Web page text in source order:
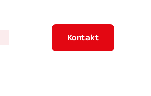
Kontakt